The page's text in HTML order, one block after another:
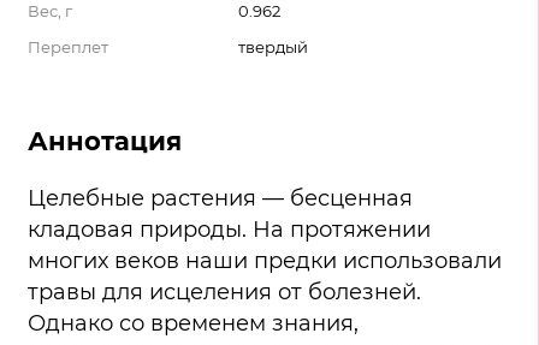
Вес, г
0.962
Переплет
твердый
Аннотация
Целебные растения — бесценная
кладовая природы. На протяжении
многих веков наши предки использовали
травы для исцеления от болезней.
Однако со временем знания,